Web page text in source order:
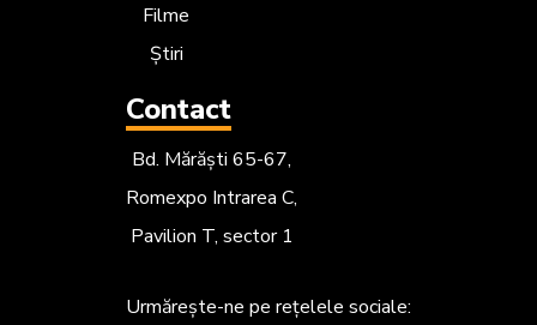
Filme
Știri
Contact
Bd. Mărăști 65-67,
Romexpo Intrarea C,
Pavilion T, sector 1
Urmărește-ne pe rețelele sociale: